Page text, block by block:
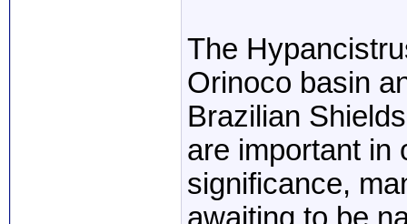
The
Orinoco basin
Brazilian
are important in
significance,